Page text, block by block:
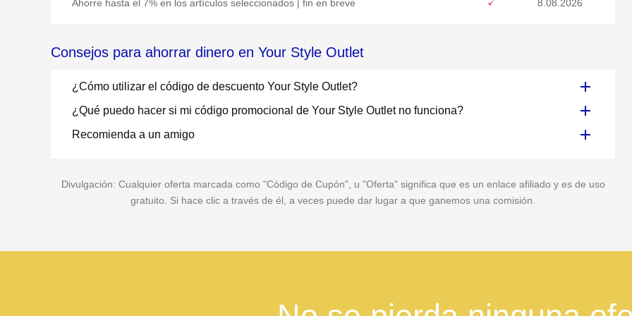
Ahorre hasta el 7% en los artículos seleccionados | fin en breve 8.08.2026
Consejos para ahorrar dinero en Your Style Outlet
¿Cómo utilizar el código de descuento Your Style Outlet?
¿Qué puedo hacer si mi código promocional de Your Style Outlet no funciona?
Recomienda a un amigo
Divulgación: Cualquier oferta marcada como "Código de Cupón", u "Oferta" significa que es un enlace afiliado y es de uso
gratuito. Si hace clic a través de él, a veces puede dar lugar a que ganemos una comisión.